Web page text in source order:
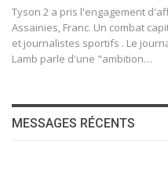
Tyson 2 a pris l'engagement
Assainies, Franc. Un combat
et journalistes sportifs . Le
Lamb parle d'une "ambition…
MESSAGES RÉCENTS